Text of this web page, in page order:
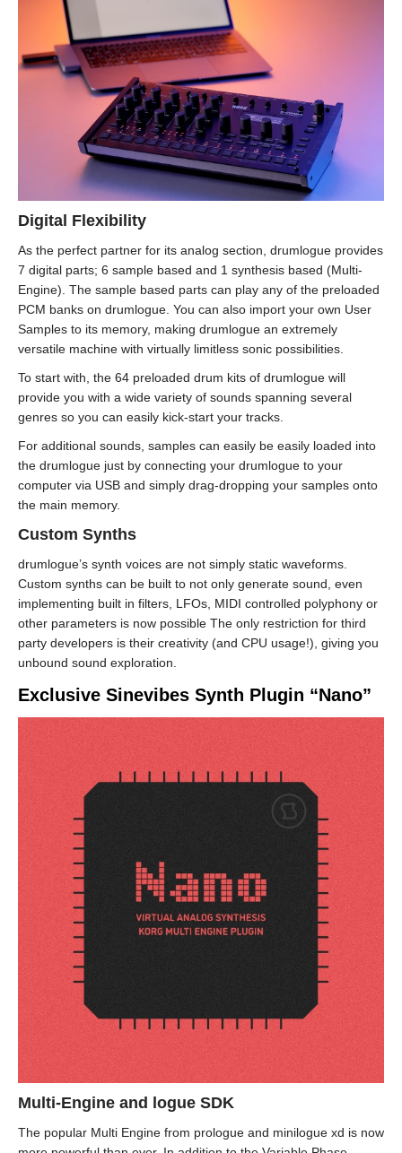
Digital Flexibility
As the perfect partner for its analog section, drumlogue provides
7 digital parts; 6 sample based and 1 synthesis based (Multi-
Engine). The sample based parts can play any of the preloaded
PCM banks on drumlogue. You can also import your own User
Samples to its memory, making drumlogue an extremely
versatile machine with virtually limitless sonic possibilities.
To start with, the 64 preloaded drum kits of drumlogue will
provide you with a wide variety of sounds spanning several
genres so you can easily kick-start your tracks.
For additional sounds, samples can easily be easily loaded into
the drumlogue just by connecting your drumlogue to your
computer via USB and simply drag-dropping your samples onto
the main memory.
Custom Synths
drumlogue’s synth voices are not simply static waveforms.
Custom synths can be built to not only generate sound, even
implementing built in filters, LFOs, MIDI controlled polyphony or
other parameters is now possible The only restriction for third
party developers is their creativity (and CPU usage!), giving you
unbound sound exploration.
Exclusive Sinevibes Synth Plugin “Nano”
Multi-Engine and logue SDK
The popular Multi Engine from prologue and minilogue xd is now